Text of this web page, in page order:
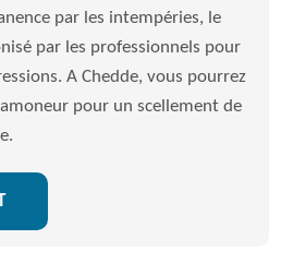
par les intempéries, le
par les professionnels pour
A Chedde, vous pourrez
pour un scellement de